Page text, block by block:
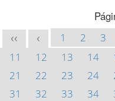
<< < 1 2 3
11
12 13 14
21
22 23 24
31
32 33 34